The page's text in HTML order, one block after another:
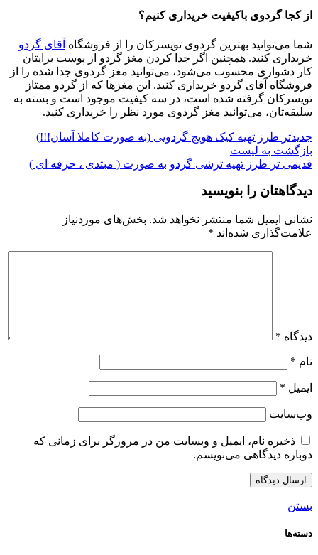
از کجا گردوی باکیفیت خریداری کنیم؟
شما می‌توانید بهترین گردوی تویسرکان را از فروشگاه آقای گردو
خریداری کنید. همچنین اگر جدا کردن مغز گردو از پوست برایتان
کار دشواری محسوب می‌شود، می‌توانید مغز گردوی جدا شده را از
فروشگاه آقای گردو خریداری کنید. این مغزها که از گردو ممتاز
تویسرکان گرفته شده است، در سه کیفیت موجود است و بسته به
سلیقه‌تان، می‌توانید مغز گردوی مورد نظر را خریداری کنید.
جدیدتر طرز تهیه کیک هویج گردویی (به صورت کاملا آسان!!!)
بازگشت به لیست
قدیمی تر طرز تهیه ترشی گردو به صورت ( مبتدی ، حرفه ای )
دیدگاهتان را بنویسید
نشانی ایمیل شما منتشر نخواهد شد. بخش‌های موردنیاز
علامت‌گذاری شده‌اند *
دیدگاه *
نام *
ایمیل *
وب‌سایت
ذخیره نام، ایمیل و وبسایت من در مرورگر برای زمانی که
دوباره دیدگاهی می‌نویسم.
بستن
دسته‌ها